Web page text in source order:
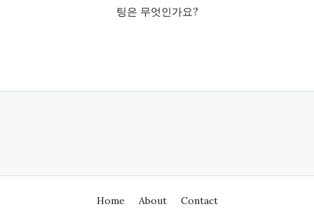
팅은 무엇인가요?
Home About Contact